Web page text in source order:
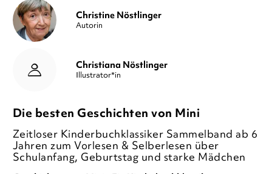
Christine Nöstlinger
Autorin
Christiana Nöstlinger
Illustrator*in
Die besten Geschichten von Mini
Zeitloser Kinderbuchklassiker Sammelband ab 6
Jahren zum Vorlesen & Selberlesen über
Schulanfang, Geburtstag und starke Mädchen